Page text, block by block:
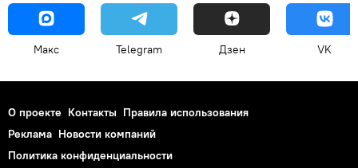
Макс Telegram Дзен VK
О проекте Контакты Правила использования
Реклама Новости компаний
Политика конфиденциальности